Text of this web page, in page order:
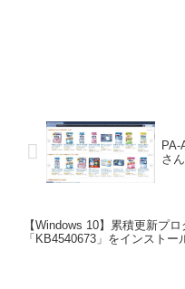
さん
【Windows 10】累積更新プロ
「KB4540673」をインストー